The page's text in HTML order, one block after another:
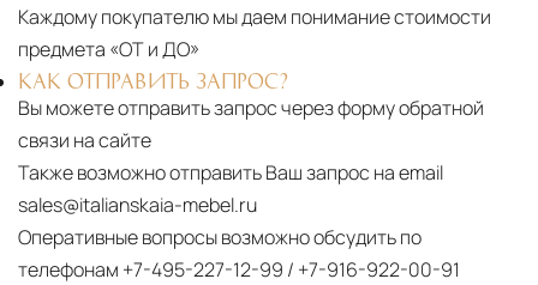
Каждому покупателю мы даем понимание стоимости
предмета «ОТ и ДО»
КАК ОТПРАВИТЬ ЗАПРОС?
Вы можете отправить запрос через форму обратной
связи на сайте
Также возможно отправить Ваш запрос на email
sales@italianskaia-mebel.ru
Оперативные вопросы возможно обсудить по
телефонам +7-495-227-12-99 / +7-916-922-00-91